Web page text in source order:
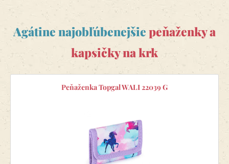
Agátine najobľúbenejšiepeňaženky a
kapsičky na krk
Peňaženka Topgal WALI 22039 G